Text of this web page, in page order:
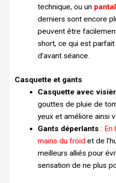
technique, ou un
derniers sont encore
peuvent être
short, ce qui est
d’avant séance.
Casquette et gants
Casquette avec
gouttes de pluie de
yeux et améliore ainsi
Gants déperlants : En
mains du froidet de
meilleurs alliés pour
sensation de ne plus